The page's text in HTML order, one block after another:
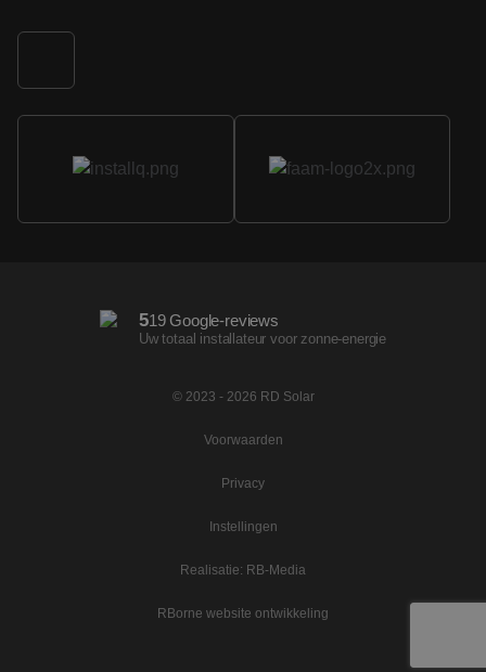
519 Google-reviews
Uw totaal installateur voor zonne-energie
© 2023 - 2026 RD Solar
Voorwaarden
Privacy
Instellingen
Realisatie: RB-Media
RBorne website ontwikkeling